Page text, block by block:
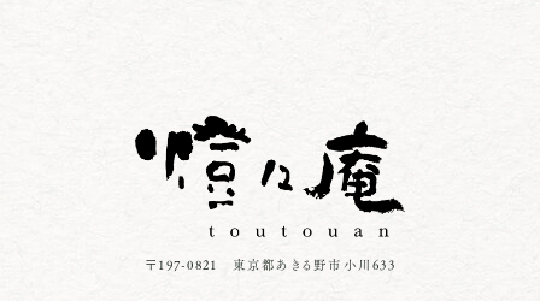
〒197-0821 東京都あきる野市小川633